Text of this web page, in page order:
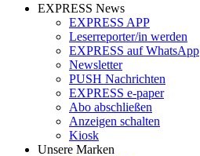
EXPRESS News
EXPRESS APP
Leserreporter/in werden
EXPRESS auf WhatsApp
Newsletter
PUSH Nachrichten
EXPRESS e-paper
Abo abschließen
Anzeigen schalten
Kiosk
Unsere Marken